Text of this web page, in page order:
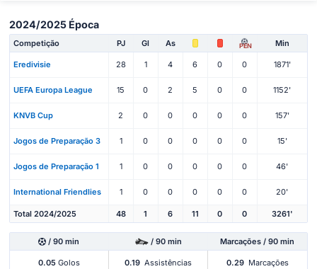
2024/2025 Época
Competição PJ Gl As PEN Min
Eredivisie 28 1 4 6 0 0 1871'
UEFA Europa League 15 0 2 5 0 0 1152'
KNVB Cup 2 0 0 0 0 0 157'
Jogos de Preparação 3 1 0 0 0 0 0 15'
Jogos de Preparação 1 1 0 0 0 0 0 46'
International Friendlies 1 0 0 0 0 0 20'
Total 2024/2025 48 1 6 11 0 0 3261'
/ 90 min / 90 min Marcações / 90 min
0.05Golos 0.19 Assistências 0.29 Marcações